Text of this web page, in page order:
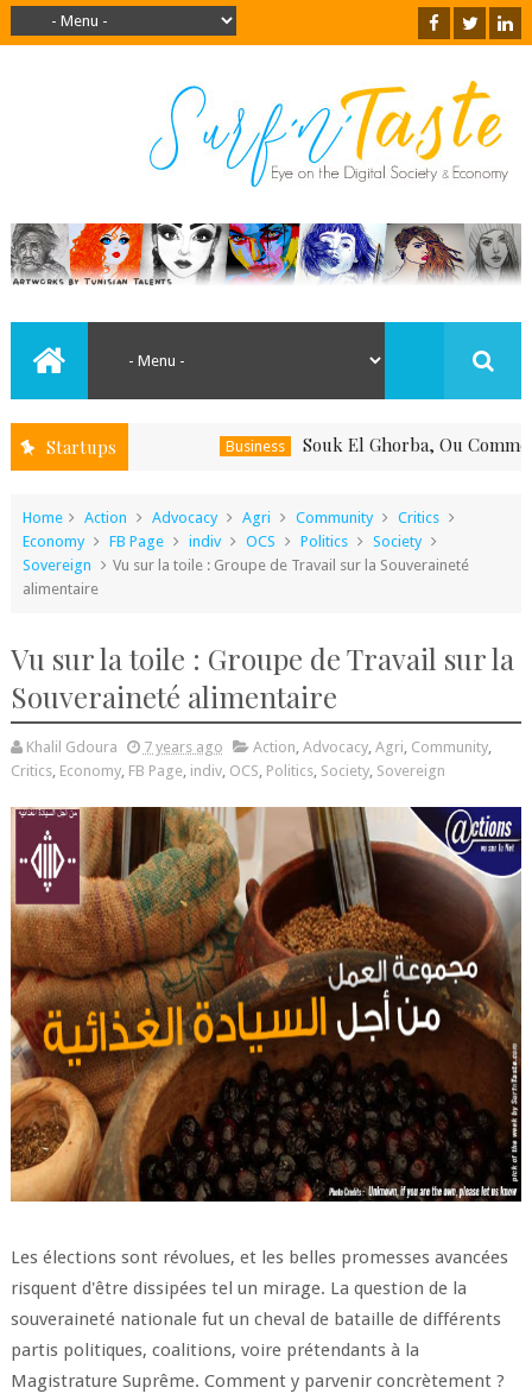
Startups Souk El Ghorba, Ou Comment
Home Action Advocacy Agri Community
Critics
Economy
FB Page indiv OCS Politics
Society
Sovereign
Vu sur la toile : Groupe de Travail sur la Souveraineté
alimentaire
Vu sur la toile : Groupe de Travail sur la
Souveraineté alimentaire
Khalil Gdoura 7 years ago Action, Advocacy, Agri, Community,
Critics, Economy, FB Page, indiv, OCS, Politics, Society, Sovereign
Les élections sont révolues, et les belles promesses avancées
risquent d'être dissipées tel un mirage. La question de la
souveraineté nationale fut un cheval de bataille de différents
partis politiques, coalitions, voire prétendants à la
Magistrature Suprême. Comment y parvenir concrètement ?